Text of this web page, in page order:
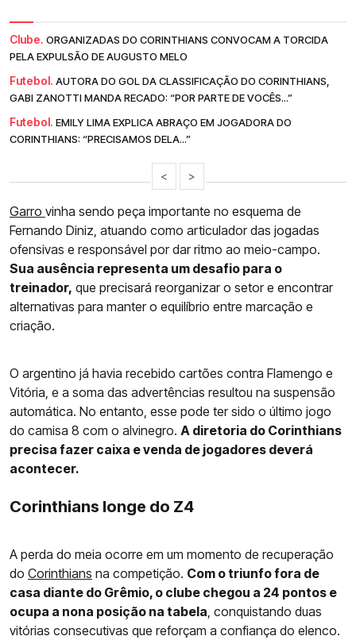
Clube. ORGANIZADAS DO CORINTHIANS CONVOCAM A TORCIDA
PELA EXPULSÃO DE AUGUSTO MELO
Futebol. AUTORA DO GOL DA CLASSIFICAÇÃO DO CORINTHIANS,
GABI ZANOTTI MANDA RECADO: “POR PARTE DE VOCÊS...”
Futebol. EMILY LIMA EXPLICA ABRAÇO EM JOGADORA DO
CORINTHIANS: “PRECISAMOS DELA...”
< >
Garro vinha sendo peça importante no esquema de
Fernando Diniz, atuando como articulador das jogadas
ofensivas e responsável por dar ritmo ao meio-campo.
Sua ausência representa um desafio para o
treinador, que precisará reorganizar o setor e encontrar
alternativas para manter o equilíbrio entre marcação e
criação.
O argentino já havia recebido cartões contra Flamengo e
Vitória, e a soma das advertências resultou na suspensão
automática. No entanto, esse pode ter sido o último jogo
do camisa 8 com o alvinegro. A diretoria do Corinthians
precisa fazer caixa e venda de jogadores deverá
acontecer.
Corinthians longe do Z4
A perda do meia ocorre em um momento de recuperação
do Corinthians na competição. Com o triunfo fora de
casa diante do Grêmio, o clube chegou a 24 pontos e
ocupa a nona posição na tabela , conquistando duas
vitórias consecutivas que reforçam a confiança do elenco.